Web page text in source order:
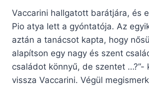
Vaccarini hallgatott barátjára, és
Pio atya lett a gyóntatója. Az
aztán a tanácsot kapta, hogy
alapítson egy nagy és szent
családot könnyű, de szentet …?”-
vissza Vaccarini. Végül